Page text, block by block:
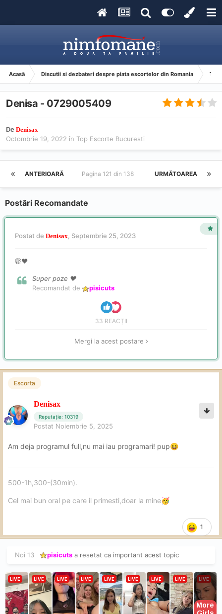
Acasă Discutii si dezbateri despre piata escortelor din Romania Top
Denisa - 0729005409
De Denisax
Octombrie 19, 2022 în Top Escorte Bucuresti
ANTERIOARĂ URMĂTOAREA
Pagina 121 din 138
Postări Recomandate
Postat de Denisax, Septembrie 25, 2023
🫣❤️
Super poze ❤️
Recomandat de
pisicuts
33 REACȚII
Mergi la acest postare
Escorta
Denisax
Reputație: 10319
Postat Noiembrie 5, 2025
Am deja programul full,nu mai iau programari! pup😆
1
500-1h,300-(30min).
Cel mai bun oral pe care il primesti,doar la mine🥳
Noi 13 pisicuts a resetat ca important acest topic